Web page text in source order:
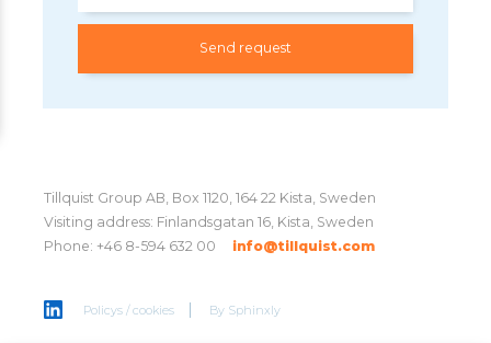
Tillquist Group AB, Box 1120, 164 22 Kista, Sweden
Visiting address: Finlandsgatan 16, Kista, Sweden
Phone: +46 8-594 632 00
info@tillquist.com
Policys / cookies By Sphinxly